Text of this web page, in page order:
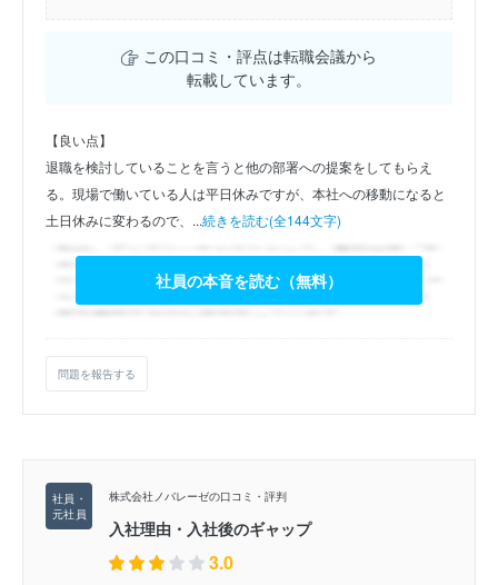
この口コミ・評点は転職会議から
転載しています。
【良い点】
退職を検討していることを言うと他の部署への提案をしてもらえ
る。現場で働いている人は平日休みですが、本社への移動になると
土日休みに変わるので、...続きを読む(全144文字)
社員の本音を読む（無料）
問題を報告する
株式会社ノバレーゼの口コミ・評判
入社理由・入社後のギャップ
3.0